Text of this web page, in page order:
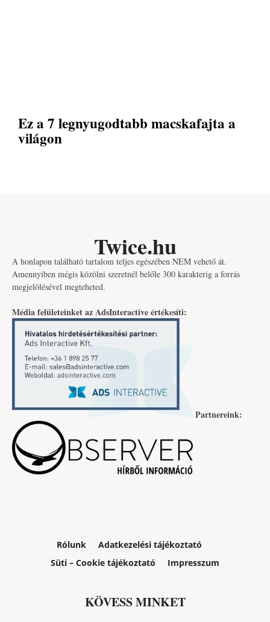
Ez a 7 legnyugodtabb macskafajta a
világon
Twice.hu
A honlapon található tartalom teljes egészében NEM vehető át.
Amennyiben mégis közölni szeretnél belőle 300 karakterig a forrás
megjelölésével megteheted.
Média felületeinket az AdsInteractive értékesíti:
Partnereink:
Rólunk
Adatkezelési tájékoztató
Süti – Cookie tájékoztató
Impresszum
KÖVESS MINKET